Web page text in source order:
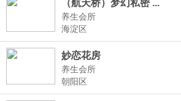
（航天桥）梦幻私密 ...
养生会所
海淀区
妙恋花房
养生会所
朝阳区